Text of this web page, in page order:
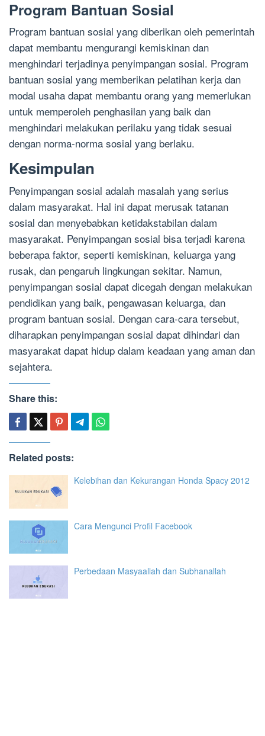
Program Bantuan Sosial
Program bantuan sosial yang diberikan oleh pemerintah
dapat membantu mengurangi kemiskinan dan
menghindari terjadinya penyimpangan sosial. Program
bantuan sosial yang memberikan pelatihan kerja dan
modal usaha dapat membantu orang yang memerlukan
untuk memperoleh penghasilan yang baik dan
menghindari melakukan perilaku yang tidak sesuai
dengan norma-norma sosial yang berlaku.
Kesimpulan
Penyimpangan sosial adalah masalah yang serius
dalam masyarakat. Hal ini dapat merusak tatanan
sosial dan menyebabkan ketidakstabilan dalam
masyarakat. Penyimpangan sosial bisa terjadi karena
beberapa faktor, seperti kemiskinan, keluarga yang
rusak, dan pengaruh lingkungan sekitar. Namun,
penyimpangan sosial dapat dicegah dengan melakukan
pendidikan yang baik, pengawasan keluarga, dan
program bantuan sosial. Dengan cara-cara tersebut,
diharapkan penyimpangan sosial dapat dihindari dan
masyarakat dapat hidup dalam keadaan yang aman dan
sejahtera.
Share this:
Related posts:
Kelebihan dan Kekurangan Honda Spacy 2012
Cara Mengunci Profil Facebook
Perbedaan Masyaallah dan Subhanallah